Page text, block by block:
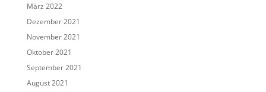
März 2022
Dezember 2021
November 2021
Oktober 2021
September 2021
August 2021